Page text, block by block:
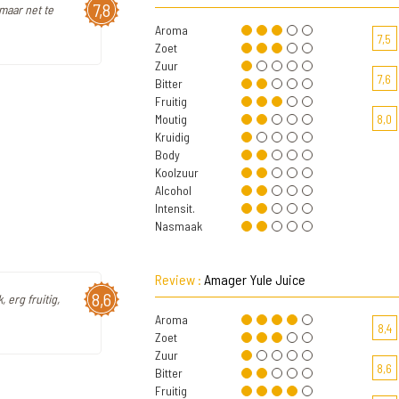
7,8
net te
Aroma
Zoet
Zuur
Bitter
Fruitig
Moutig
Kruidig
Body
Koolzuur
Alcohol
Intensit.
Nasmaak
7,5
7,6
8,0
8,6
erg fruitig,
Review : Amager Yule Juice
Aroma
Zoet
Zuur
Bitter
Fruitig
8,4
8,6